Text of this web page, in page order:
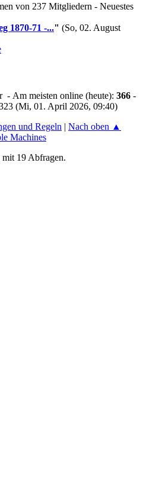
von 237 Mitgliedern - Neuestes
1870-71 -..." (So, 02. August
- Am meisten online (heute): 366 -
(Mi, 01. April 2026, 09:40)
und Regeln | Nach oben ▲
Machines
mit 19 Abfragen.